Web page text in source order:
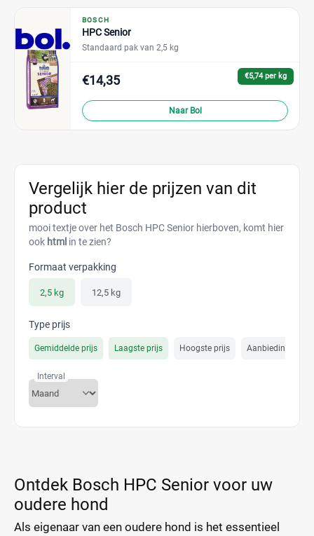
BOSCH
HPC Senior
Standaard pak van 2,5 kg
€5,74 per kg
€14,35
Naar Bol
Vergelijk hier de prijzen van dit
product
mooi textje over het Bosch HPC Senior hierboven, komt hier
ook html in te zien?
Formaat verpakking
2,5 kg 12,5 kg
Type prijs
Gemiddelde prijs Laagste prijs Hoogste prijs Aanbiedings prijs
Interval
Ontdek Bosch HPC Senior voor uw
oudere hond
Als eigenaar van een oudere hond is het essentieel